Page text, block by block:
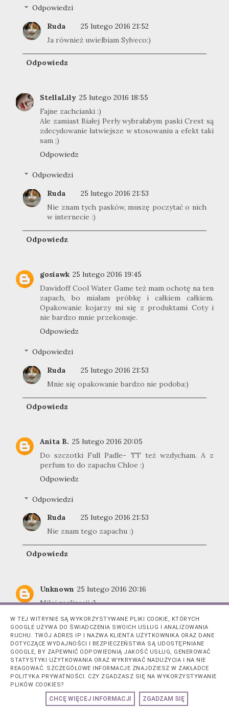
Odpowiedzi
Ruda
25 lutego 2016 21:52
Ja również uwielbiam Sylveco:)
Odpowiedz
StellaLily 25 lutego 2016 18:55
Fajne zachcianki :)
Ale zamiast Białej Perły wybrałabym paski Crest są
zdecydowanie łatwiejsze w stosowaniu a efekt taki
sam ;)
Odpowiedz
Odpowiedzi
Ruda
25 lutego 2016 21:53
Nie znam tych pasków, muszę poczytać o nich
w internecie :)
Odpowiedz
gosiawk 25 lutego 2016 19:45
Dawidoff Cool Water Game też mam ochotę na ten
zapach, bo miałam próbkę i całkiem całkiem.
Opakowanie kojarzy mi się z produktami Coty i
nie bardzo mnie przekonuje.
Odpowiedz
Odpowiedzi
Ruda
25 lutego 2016 21:53
Mnie się opakowanie bardzo nie podoba:)
Odpowiedz
Anita B. 25 lutego 2016 20:05
Do szczotki Full Padle- TT też wzdycham. A z
perfum to do zapachu Chloe :)
Odpowiedz
Odpowiedzi
Ruda
25 lutego 2016 21:53
Nie znam tego zapachu :)
Odpowiedz
Unknown 25 lutego 2016 20:16
Miłej realizacji ;]
Odpowiedz
Odpowiedzi
Ruda
25 lutego 2016 21:54
<3
Odpowiedz
W TEJ WITRYNIE SĄ WYKORZYSTYWANE PLIKI COOKIE, KTÓRYCH
GOOGLE UŻYWA DO ŚWIADCZENIA SWOICH USŁUG I ANALIZOWANIA
RUCHU. TWÓJ ADRES IP I NAZWA KLIENTA UŻYTKOWNIKA ORAZ DANE
DOTYCZĄCE WYDAJNOŚCI I BEZPIECZEŃSTWA SĄ UDOSTĘPNIANE
GOOGLE, BY ZAPEWNIĆ ODPOWIEDNIĄ JAKOŚĆ USŁUG, GENEROWAĆ
STATYSTYKI UŻYTKOWANIA ORAZ WYKRYWAĆ NADUŻYCIA I NA NIE
REAGOWAĆ. SZCZEGÓŁOWE INFORMACJE ZNAJDZIESZ W ZAKŁADCE
POLITYKA PRYWATNOŚCI. CZY ZGADZASZ SIĘ NA WYKORZYSTYWANIE
PLIKÓW COOKIES?
CHCĘ WIĘCEJ INFORMACJI ZGADZAM SIĘ